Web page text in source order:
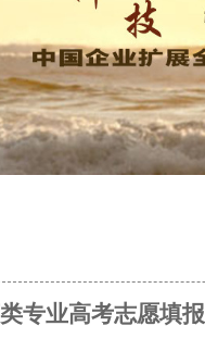
专业高考志愿填报